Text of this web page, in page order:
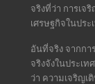
จริงที่ว่า การเจ
เศรษฐกิจในปร
อันที่จริง จากกา
จริงจังในประเ
ว่า ความเจริญเ